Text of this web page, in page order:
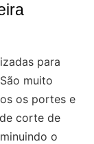
para
muito
os portes e
corte de
o